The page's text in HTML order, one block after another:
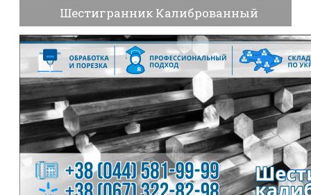
Шестигранник Калиброванный